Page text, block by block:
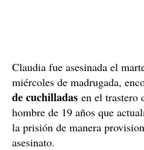
Claudia fue asesinada el
miércoles de madrugada,
de cuchilladas en el trastero
hombre de 19 años que
la prisión de manera
asesinato.